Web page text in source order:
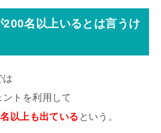
名以上いるとは言うけ
は
トを利用して
以上も出ている という。